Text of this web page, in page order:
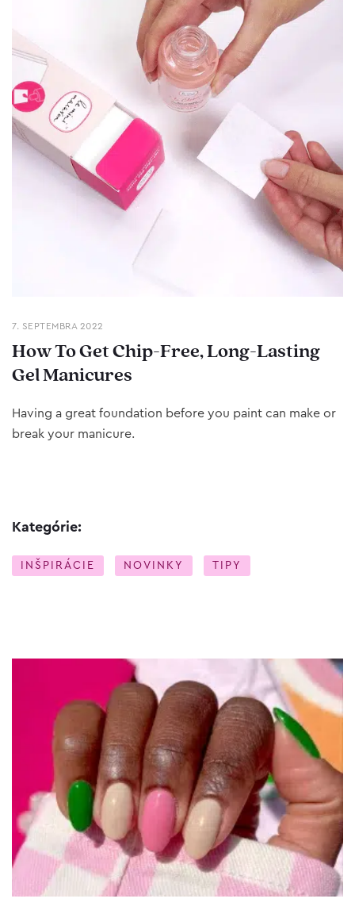
7. SEPTEMBRA 2022
How To Get Chip-Free, Long-Lasting
Gel Manicures
Having a great foundation before you paint can make or
break your manicure.
Kategórie:
INŠPIRÁCIE NOVINKY TIPY